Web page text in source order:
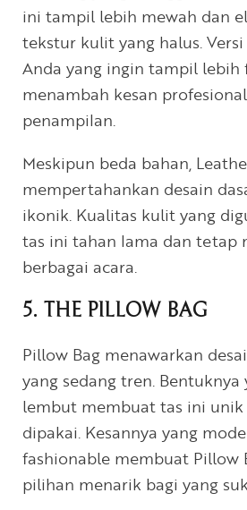
ini tampil lebih mewah dan
tekstur kulit yang halus.
Anda yang ingin tampil lebih
menambah kesan
penampilan.
Meskipun beda bahan,
mempertahankan desain
ikonik. Kualitas kulit yang
tas ini tahan lama dan tetap
berbagai acara.
5. THE PILLOW BAG
Pillow Bag menawarkan
yang sedang tren.
lembut membuat tas ini unik
dipakai. Kesannya yang
fashionable membuat Pillow
pilihan menarik bagi yang